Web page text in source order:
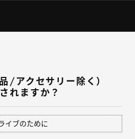
/アクセサリー除く）
れますか？
イブのために